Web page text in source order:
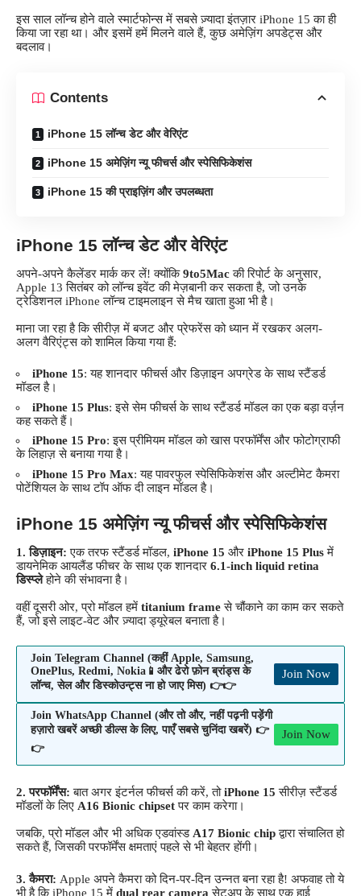
इस साल लॉन्च होने वाले स्मार्टफोन्स में सबसे ज़्यादा इंतज़ार iPhone 15 का ही
किया जा रहा था। और इसमें हमें मिलने वाले हैं, कुछ अमेज़िंग अपडेट्स और
बदलाव।
Contents
iPhone 15 लॉन्च डेट और वेरिएंट
iPhone 15 अमेज़िंग न्यू फीचर्स और स्पेसिफिकेशंस
iPhone 15 की प्राइज़िंग और उपलब्धता
iPhone 15 लॉन्च डेट और वेरिएंट
अपने-अपने कैलेंडर मार्क कर लें! क्योंकि9to5Macकीरिपोर्टके अनुसार,
Apple 13 सितंबर को लॉन्च इवेंट की मेज़बानी कर सकता है, जो उनके
ट्रेडिशनल iPhone लॉन्च टाइमलाइन से मैच खाता हुआ भी है।
माना जा रहा है कि सीरीज़ में बजट और प्रेफरेंस को ध्यान में रखकर अलग-
अलग वैरिएंट्स को शामिल किया गया हैं:
iPhone 15: यह शानदार फीचर्स और डिज़ाइन अपग्रेड के साथ स्टैंडर्ड
मॉडल है।
iPhone 15 Plus: इसे सेम फीचर्स के साथ स्टैंडर्ड मॉडल का एक बड़ा वर्ज़न
कह सकते हैं।
iPhone 15 Pro: इस प्रीमियम मॉडल को खास परफॉर्मेंस और फोटोग्राफी
के लिहाज़ से बनाया गया है।
iPhone 15 Pro Max: यह पावरफुल स्पेसिफिकेशंस और अल्टीमेट कैमरा
पोटेंशियल के साथ टॉप ऑफ दी लाइन मॉडल है।
iPhone 15 अमेज़िंग न्यू फीचर्स और स्पेसिफिकेशंस
1. डिज़ाइन:एक तरफ स्टैंडर्ड मॉडल, iPhone 15 और iPhone 15 Plusमें
डायनेमिक आयलैंड फीचर के साथ एक शानदार 6.1-inch liquid retina
डिस्प्लेहोने की संभावना है।
वहीं दूसरी ओर, प्रो मॉडल हमें titanium frameसे चौंकाने का काम कर सकते
हैं, जो इसे लाइट-वेट और ज़्यादा ड्यूरेबल बनाता है।
Join Telegram Channel (कहीं Apple, Samsung,
OnePlus, Redmi, Nokia📱और ढेरो फ़ोन ब्रांड्स के
लॉन्च, सेल और डिस्कोउन्ट्स ना हो जाए मिस) 👉👉
Join Now
Join WhatsApp Channel (और तो और, नहीं पढ़नी पड़ेंगी
हज़ारो खबरें अच्छी डील्स के लिए, पाएँ सबसे चुनिंदा खबरें) 👉
👉
Join Now
2. परफॉर्मेंस: बात अगर इंटर्नल फीचर्स की करें, तोiPhone 15सीरीज़ स्टैंडर्ड
मॉडलों के लिए A16 Bionic chipsetपर काम करेगा।
जबकि, प्रो मॉडल और भी अधिक एडवांस्ड A17 Bionic chipद्वारा संचालित हो
सकते हैं, जिसकी परफॉर्मेंस क्षमताएं पहले से भी बेहतर होंगी।
3. कैमरा: Apple अपने कैमरा को दिन-पर-दिन उन्नत बना रहा है! अफवाह तो ये
भी है कि iPhone 15 में dual rear camera सेटअप के साथ एक हाई